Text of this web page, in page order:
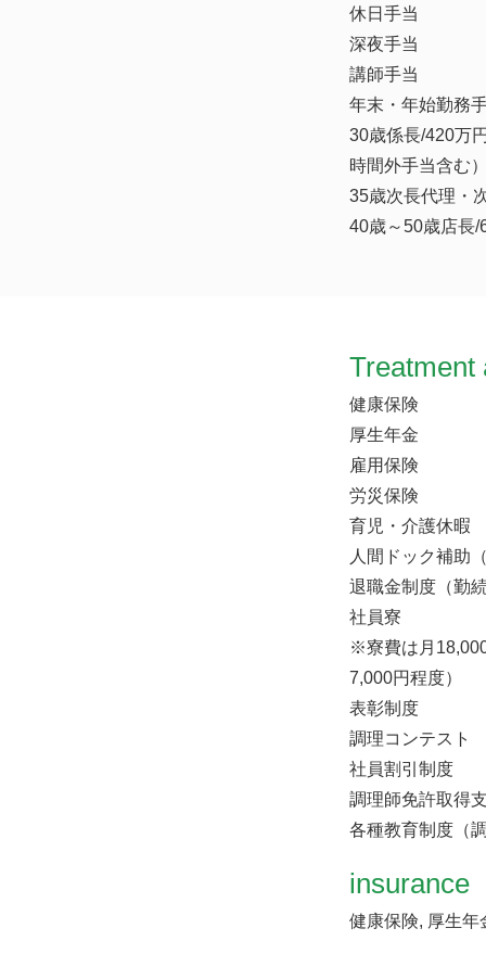
休日手当
深夜手当
講師手当
年末・年始勤務
30歳係長/420万
時間外手当含む
35歳次長代理・
40歳～50歳店長/
Treatment
健康保険
厚生年金
雇用保険
労災保険
育児・介護休暇
人間ドック補助
退職金制度（勤
社員寮
※寮費は月
7,000円程度）
表彰制度
調理コンテスト
社員割引制度
調理師免許取得
各種教育制度（
insurance
健康保険, 厚生年